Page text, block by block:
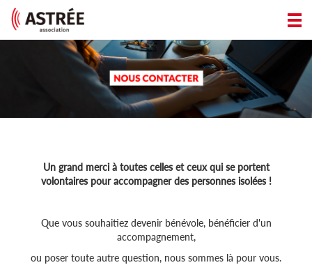
Un grand merci à toutes celles et ceux qui se portent
volontaires pour accompagner des personnes isolées !
Que vous souhaitiez devenir bénévole, bénéficier d'un
accompagnement,
ou poser toute autre question, nous sommes là pour vous.